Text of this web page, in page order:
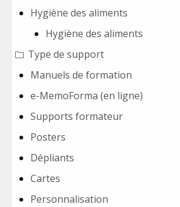
Hygiène des aliments
Hygiène des aliments
Type de support
Manuels de formation
e-MemoForma (en ligne)
Supports formateur
Posters
Dépliants
Cartes
Personnalisation